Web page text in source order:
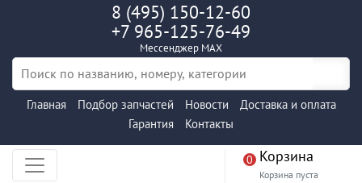
8 (495) 150-12-60
+7 965-125-76-49
Мессенджер MAX
Главная Подбор запчастей Новости
Доставка и оплата
Гарантия
Контакты
0 Корзина
Корзина пуста